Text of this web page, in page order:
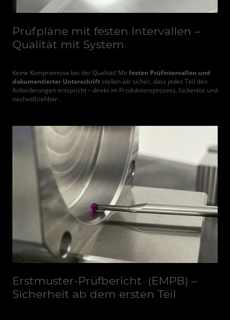
Prüfpläne mit festen Intervallen –
Qualität mit System
Keine Kompromisse bei der Qualität! Mitfesten Prüfintervallen und
dokumentierter Unterschriftstellen wir sicher, dass jedes Teil den
Anforderungen entspricht – direkt im Produktionsprozess, lückenlos und
nachvollziehbar.
Erstmuster-Prüfbericht (EMPB) –
Sicherheit ab dem ersten Teil